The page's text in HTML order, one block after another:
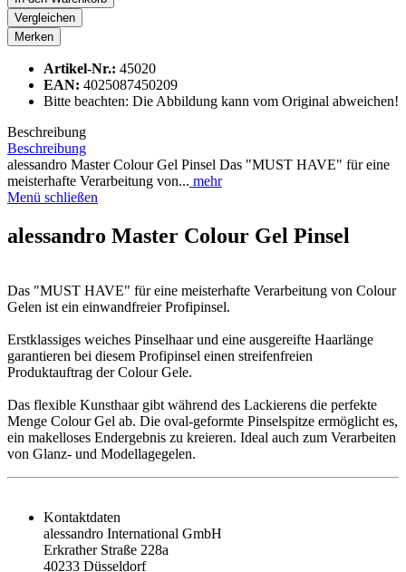
Vergleichen
Merken
Artikel-Nr.: 45020
EAN: 4025087450209
Bitte beachten: Die Abbildung kann vom Original abweichen!
Beschreibung
Beschreibung
alessandro Master Colour Gel Pinsel Das "MUST HAVE" für eine
meisterhafte Verarbeitung von... mehr
Menü schließen
alessandro Master Colour Gel Pinsel
Das "MUST HAVE" für eine meisterhafte Verarbeitung von Colour
Gelen ist ein einwandfreier Profipinsel.
Erstklassiges weiches Pinselhaar und eine ausgereifte Haarlänge
garantieren bei diesem Profipinsel einen streifenfreien
Produktauftrag der Colour Gele.
Das flexible Kunsthaar gibt während des Lackierens die perfekte
Menge Colour Gel ab. Die oval-geformte Pinselspitze ermöglicht es,
ein makelloses Endergebnis zu kreieren. Ideal auch zum Verarbeiten
von Glanz- und Modellagegelen.
Kontaktdaten
alessandro International GmbH
Erkrather Straße 228a
40233 Düsseldorf